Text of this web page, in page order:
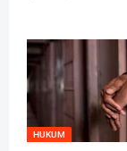
HUKUM